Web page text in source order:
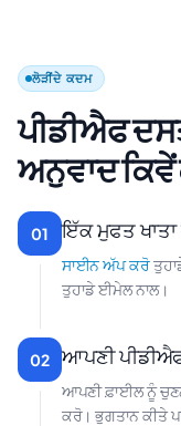
ਲੋੜੀਂਦੇ ਕਦਮ
ਪੀਡੀਐਫ
ਅਨੁਵਾਦ ਕਿਵੇਂ
01 ਇੱਕ ਮੁਫਤ ਖਾਤਾ
ਸਾਈਨ ਅੱਪ ਕਰੋ
ਤੁਹਾਡੇ ਈਮੇਲ ਨਾਲ।
02 ਆਪਣੀ
ਆਪਣੀ ਫ਼ਾਈਲ ਨੂੰ
ਕਰੋ। ਭੁਗਤਾਨ ਕੀਤੇ